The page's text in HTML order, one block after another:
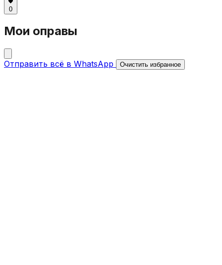
0
Мои оправы
Отправить всё в WhatsApp Очистить избранное